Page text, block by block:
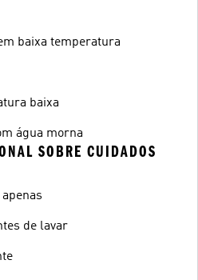
baixa temperatura
baixa
água morna
SOBRE CUIDADOS
de lavar